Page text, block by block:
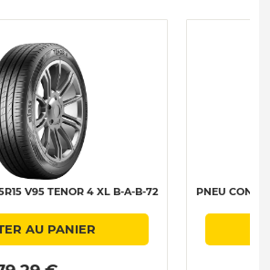
V95 TENOR 4 XL B-A-B-72
AU PANIER
PNEU